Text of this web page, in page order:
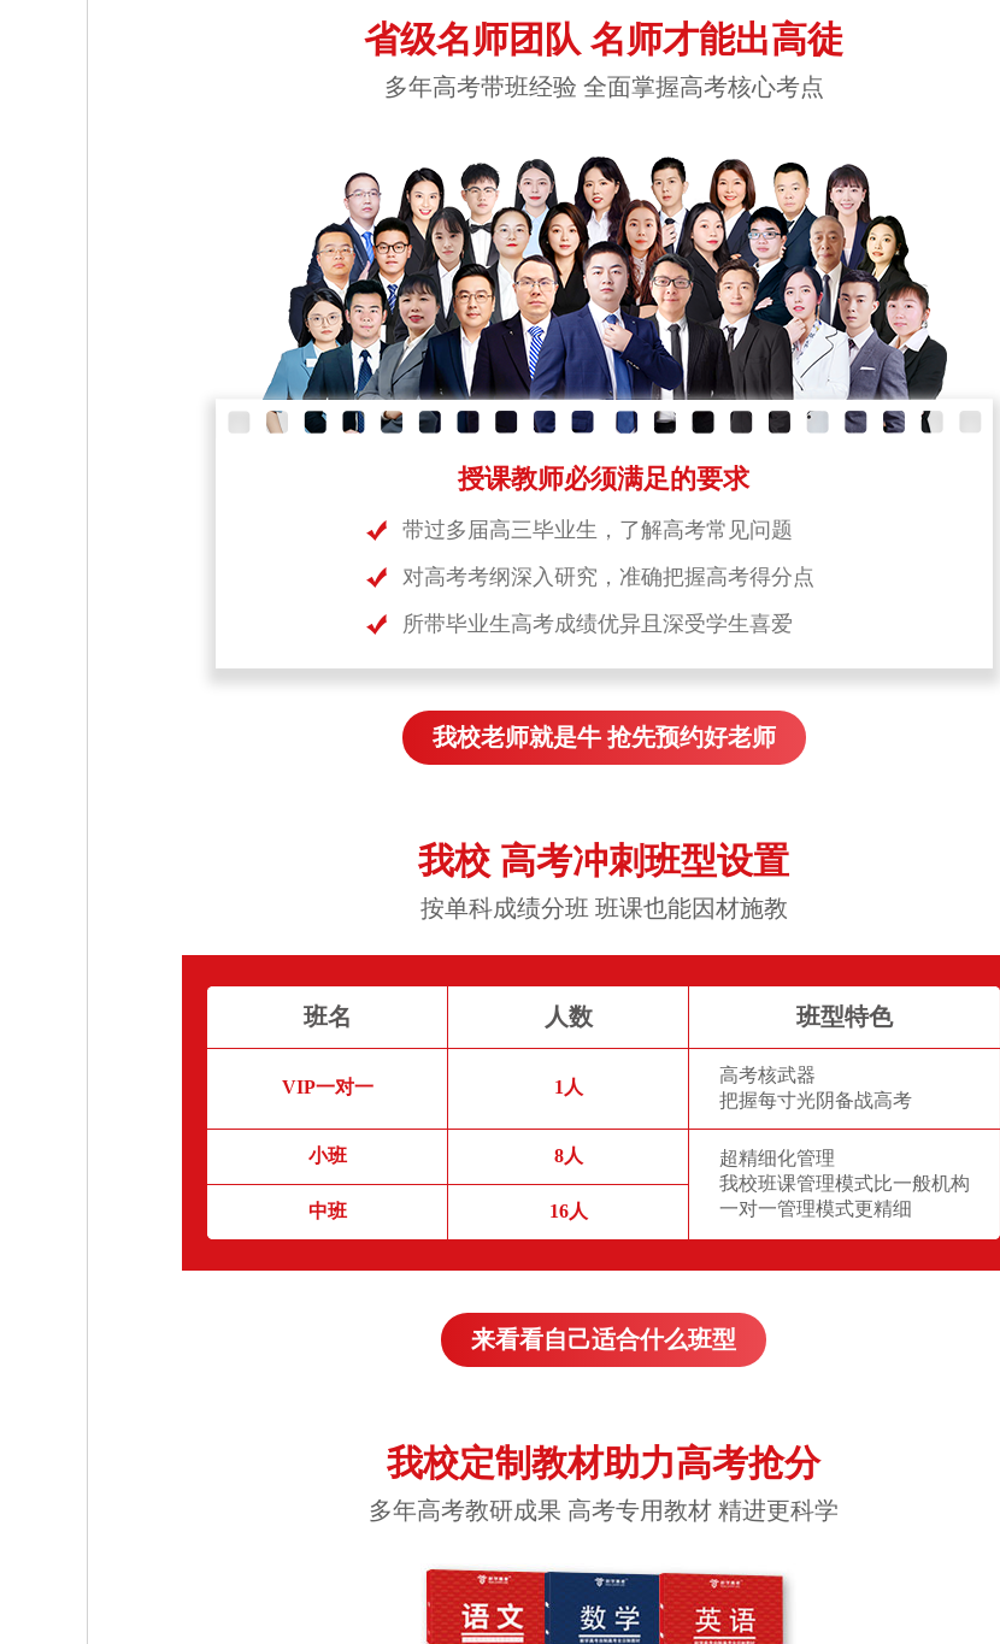
省级名师团队 名师才能出高徒
多年高考带班经验 全面掌握高考核心考点
授课教师必须满足的要求
带过多届高三毕业生，了解高考常见问题
对高考考纲深入研究，准确把握高考得分点
所带毕业生高考成绩优异且深受学生喜爱
我校老师就是牛 抢先预约好老师
我校 高考冲刺班型设置
按单科成绩分班 班课也能因材施教
班名 人数 班型特色
VIP一对一 1人
高考核武器
把握每寸光阴备战高考
小班 8人
超精细化管理
我校班课管理模式比一般机构
一对一管理模式更精细
中班 16人
来看看自己适合什么班型
我校定制教材助力高考抢分
多年高考教研成果 高考专用教材 精进更科学